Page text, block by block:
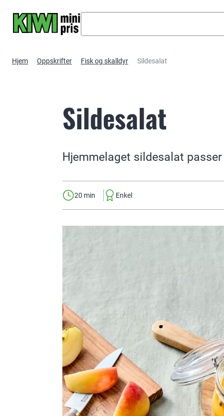
Hjem Oppskrifter Fisk og skalldyr Sildesalat
Sildesalat
Hjemmelaget sildesalat
20 min Enkel